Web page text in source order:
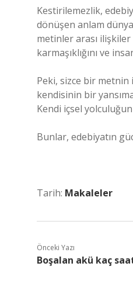
Kestirilemezlik,
dönüşen anlam
metinler arası
karmaşıklığını ve
Peki, sizce bir metnin
kendisinin bir
Kendi içsel
Bunlar, edebiyatın
Tarih: Makaleler
Önceki Yazı
Boşalan akü kaç